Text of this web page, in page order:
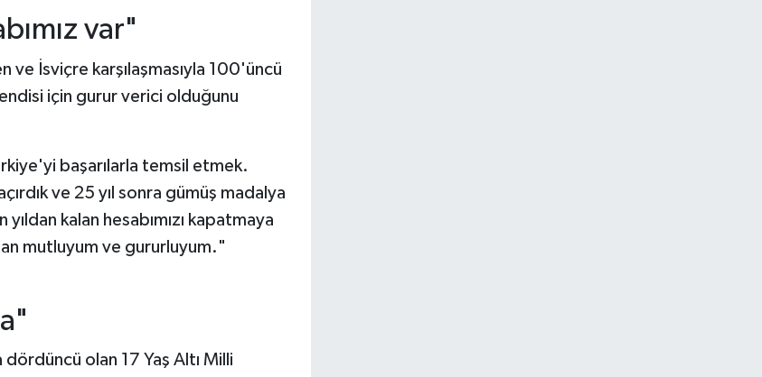
var"
ve İsviçre karşılaşmasıyla 100'üncü
için gurur verici olduğunu
başarılarla temsil etmek.
ve 25 yıl sonra gümüş madalya
yıldan kalan hesabımızı kapatmaya
mutluyum ve gururluyum."
olan 17 Yaş Altı Milli